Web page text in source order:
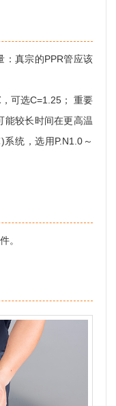
：真宗的PPR管应该
可选C=1.25； 重要
较长时间在更高温
统，选用P.N1.0～
。